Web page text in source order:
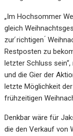
„Im Hochsommer
gleich
zur richtigeń
Restposten zu
letzter Schluss
und die Gier der
letzteMöglichkeit
frühzeitigen Weih
Denkbar wäre für
die den Verkauf von